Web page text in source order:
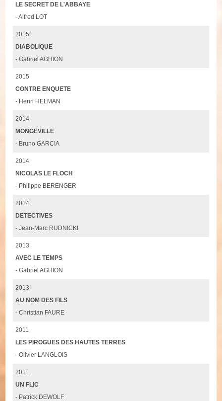
LE SECRET DE L'ABBAYE
- Alfred LOT
2015
DIABOLIQUE
- Gabriel AGHION
2015
CONTRE ENQUETE
- Henri HELMAN
2014
MONGEVILLE
- Bruno GARCIA
2014
NICOLAS LE FLOCH
- Philippe BERENGER
2014
DETECTIVES
- Jean-Marc RUDNICKI
2013
AVEC LE TEMPS
- Gabriel AGHION
2013
AU NOM DES FILS
- Christian FAURE
2011
LES PIROGUES DES HAUTES TERRES
- Olivier LANGLOIS
2011
UN FLIC
- Patrick DEWOLF